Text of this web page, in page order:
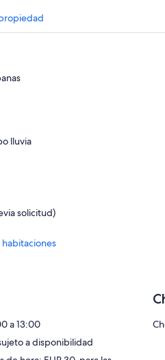
lluvia
solicitud)
habitaciones
a 13:00
a disponibilidad